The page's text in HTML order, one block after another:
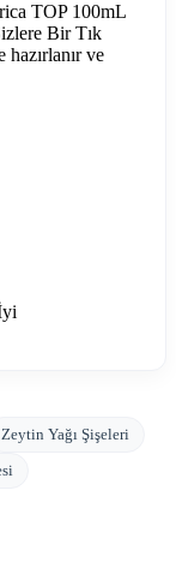
TOP 100mL
Bir Tık
ve
Zeytin Yağı Şişeleri